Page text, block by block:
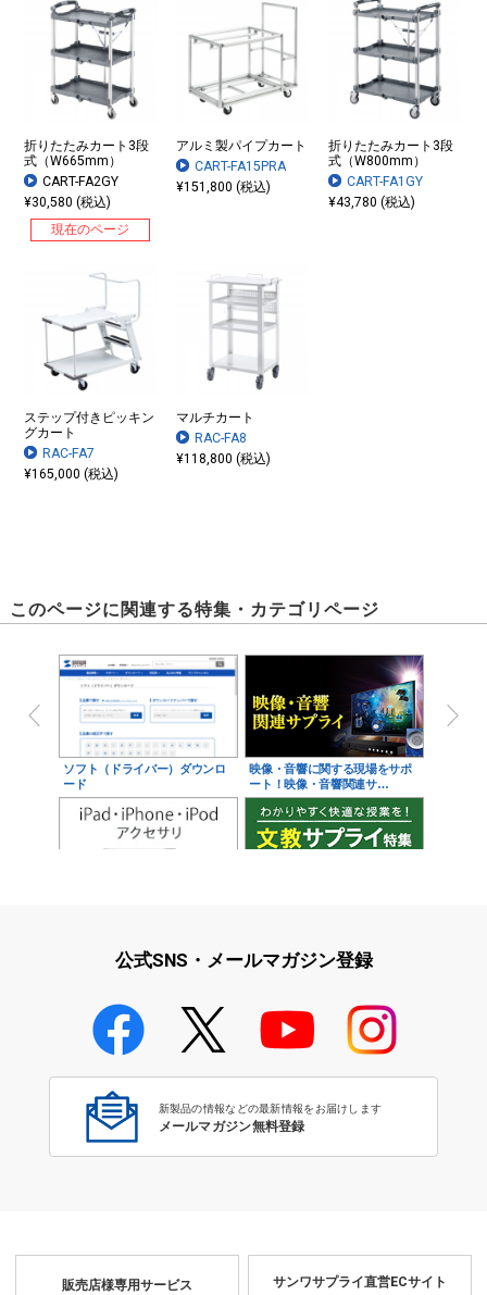
折りたたみカート3段
式（W665mm）
CART-FA2GY
¥30,580 (税込)
現在のページ
アルミ製パイプカート
CART-FA15PRA
¥151,800 (税込)
折りたたみカート3段
式（W800mm）
CART-FA1GY
¥43,780 (税込)
ステップ付きピッキン
グカート
RAC-FA7
¥165,000 (税込)
マルチカート
RAC-FA8
¥118,800 (税込)
このページに関連する特集・カテゴリページ
ソフト（ドライバー）ダウンロ
ード
映像・音響に関する現場をサポ
ート！映像・音響関連サ…
学校教育のICT環境整備特集
公式SNS・メールマガジン登録
新製品の情報などの最新情報をお届けします
メールマガジン無料登録
販売店様専用サービス サンワサプライ直営ECサイト